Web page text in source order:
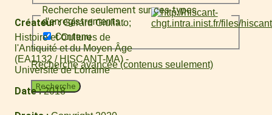
Recherche seulement sur ces types
d'enregistrements :
Contenu
Recherche avancée (contenus seulement)
Recherche
Créateur
Gérard Giuliato
Histoire et Cultures de
l'Antiquité et du Moyen Âge
(EA1132 / HISCANT-MA) -
Université de Lorraine
Date 2018